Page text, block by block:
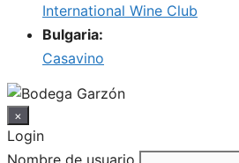
International Wine Club
Bulgaria:
Casavino
×
Login
Nombre de usuario